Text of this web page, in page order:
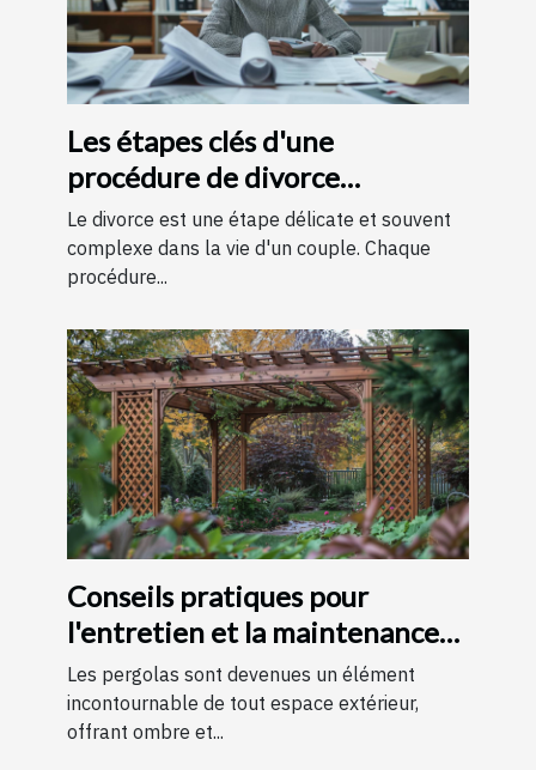
Les étapes clés d'une
procédure de divorce
expliquées simplement
Le divorce est une étape délicate et souvent
complexe dans la vie d'un couple. Chaque
procédure...
Conseils pratiques pour
l'entretien et la maintenance
des pergolas
Les pergolas sont devenues un élément
incontournable de tout espace extérieur,
offrant ombre et...